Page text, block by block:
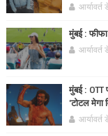
मुंबई :
मुंबई : OTT
'टोटल मेगा